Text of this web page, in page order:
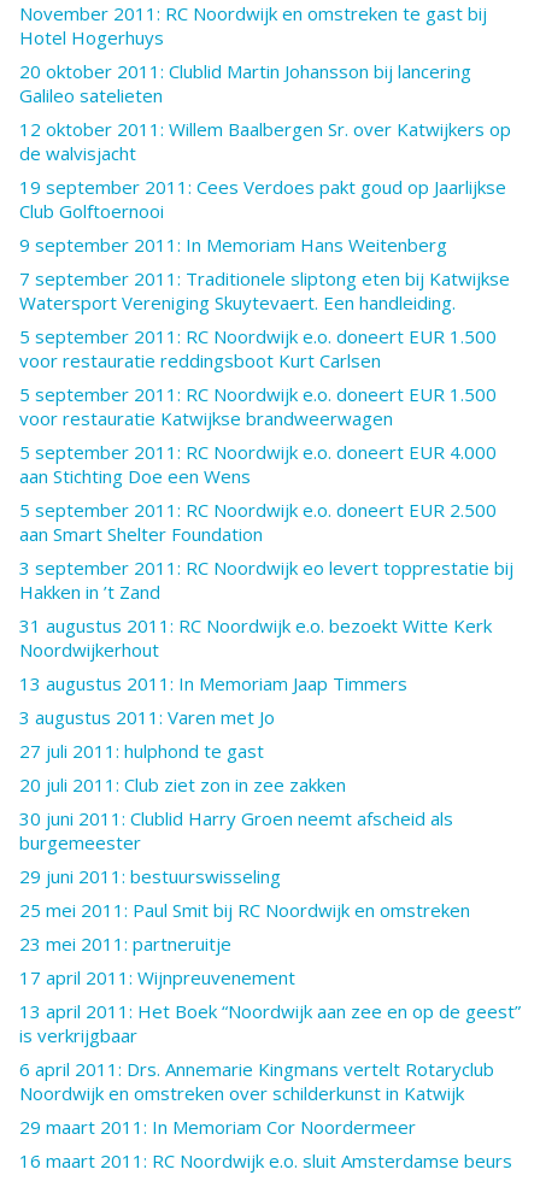
November 2011: RC Noordwijk en omstreken te gast bij
Hotel Hogerhuys
20 oktober 2011: Clublid Martin Johansson bij lancering
Galileo satelieten
12 oktober 2011: Willem Baalbergen Sr. over Katwijkers op
de walvisjacht
19 september 2011: Cees Verdoes pakt goud op Jaarlijkse
Club Golftoernooi
9 september 2011: In Memoriam Hans Weitenberg
7 september 2011: Traditionele sliptong eten bij Katwijkse
Watersport Vereniging Skuytevaert. Een handleiding.
5 september 2011: RC Noordwijk e.o. doneert EUR 1.500
voor restauratie reddingsboot Kurt Carlsen
5 september 2011: RC Noordwijk e.o. doneert EUR 1.500
voor restauratie Katwijkse brandweerwagen
5 september 2011: RC Noordwijk e.o. doneert EUR 4.000
aan Stichting Doe een Wens
5 september 2011: RC Noordwijk e.o. doneert EUR 2.500
aan Smart Shelter Foundation
3 september 2011: RC Noordwijk eo levert topprestatie bij
Hakken in ’t Zand
31 augustus 2011: RC Noordwijk e.o. bezoekt Witte Kerk
Noordwijkerhout
13 augustus 2011: In Memoriam Jaap Timmers
3 augustus 2011: Varen met Jo
27 juli 2011: hulphond te gast
20 juli 2011: Club ziet zon in zee zakken
30 juni 2011: Clublid Harry Groen neemt afscheid als
burgemeester
29 juni 2011: bestuurswisseling
25 mei 2011: Paul Smit bij RC Noordwijk en omstreken
23 mei 2011: partneruitje
17 april 2011: Wijnpreuvenement
13 april 2011: Het Boek “Noordwijk aan zee en op de geest”
is verkrijgbaar
6 april 2011: Drs. Annemarie Kingmans vertelt Rotaryclub
Noordwijk en omstreken over schilderkunst in Katwijk
29 maart 2011: In Memoriam Cor Noordermeer
16 maart 2011: RC Noordwijk e.o. sluit Amsterdamse beurs